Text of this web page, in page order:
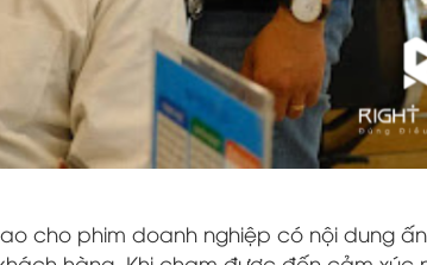
cho phim doanh nghiệp có nội dung